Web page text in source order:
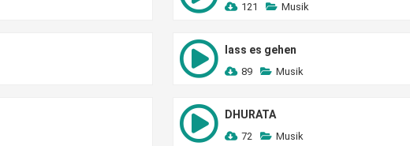
121 Musik
lass es gehen
89 Musik
DHURATA
72 Musik